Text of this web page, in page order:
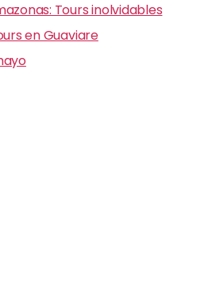
Tours inolvidables
en Guaviare